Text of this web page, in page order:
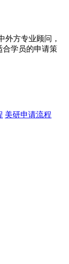
外方专业顾问，
合学员的申请策
美研申请流程